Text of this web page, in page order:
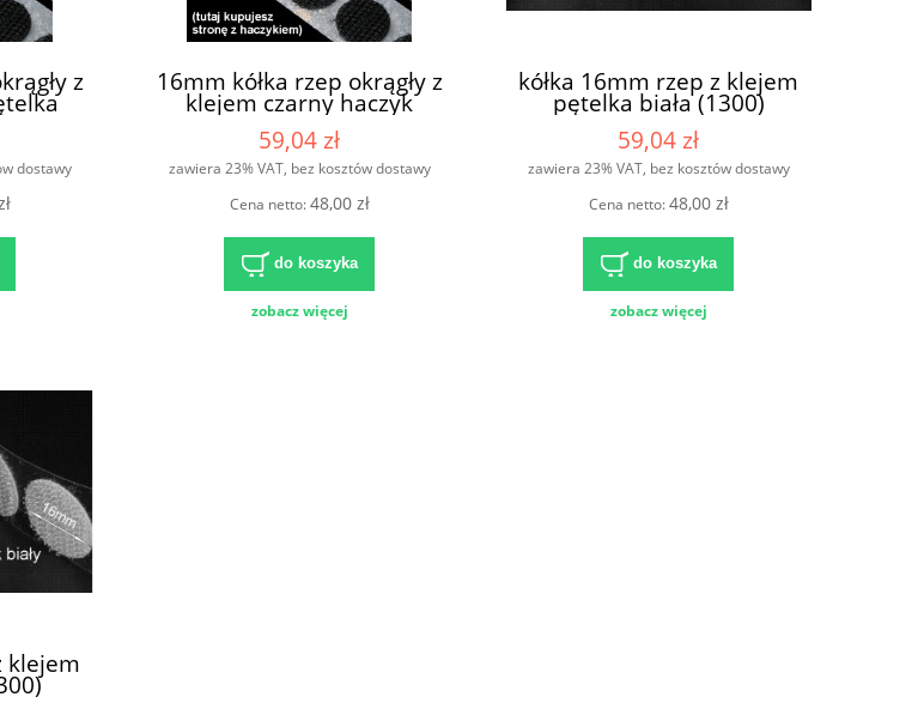
z
dostawy
16mm kółka rzep okrągły z
klejem czarny haczyk
1300szt/nawój. 100%PA.
59,04 zł
zawiera 23% VAT, bez kosztów dostawy
Cena netto:48,00 zł
do koszyka
zobacz więcej
kółka 16mm rzep z klejem
pętelka biała (1300)
59,04 zł
zawiera 23% VAT, bez kosztów dostawy
Cena netto:48,00 zł
do koszyka
zobacz więcej
klejem